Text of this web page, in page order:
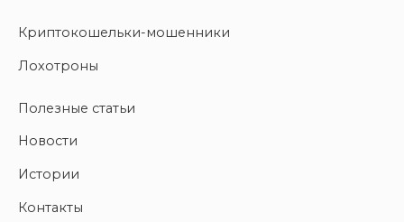
Криптокошельки-мошенники
Лохотроны
Полезные статьи
Новости
Истории
Контакты